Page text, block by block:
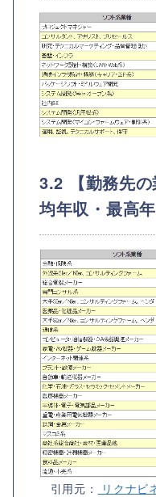
3.2 【勤務先
均年収・最高
引用元：
リクナ